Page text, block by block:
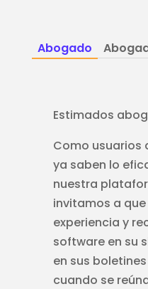
Abogado
Estimados
Como usuarios
ya saben lo
nuestra
invitamos a
experiencia y
software en su
en sus
cuando se